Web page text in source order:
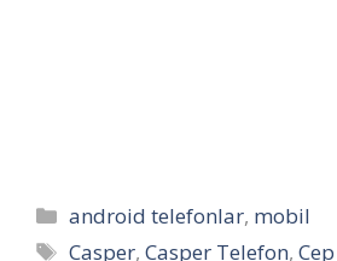
Kategoriler
android telefonlar, mobil
Etiketler
Casper,Casper Telefon,